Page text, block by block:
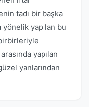
tadı bir başka
yönelik yapılan bu
yapılan
yanlarından